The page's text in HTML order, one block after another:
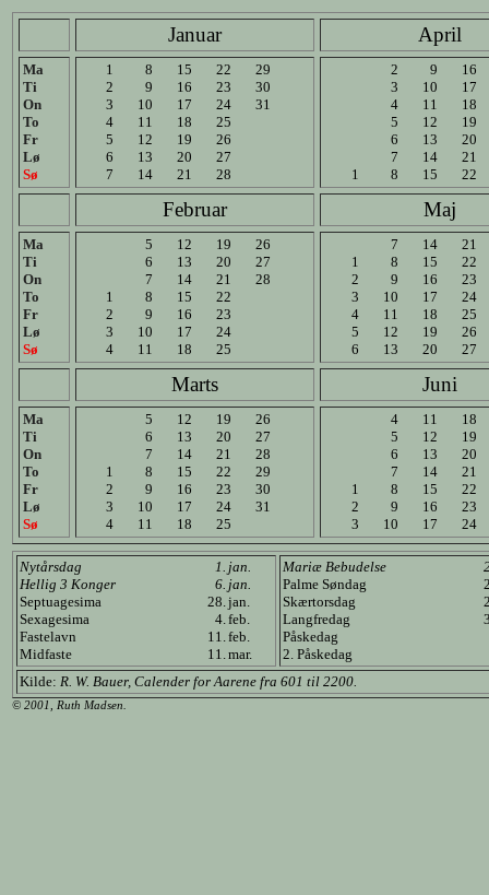
Januar April
Ma
Ti
On
To
Fr
Lø
Sø
1
2
3
4
5
6
7
8
9
10
11
12
13
14
15
16
17
18
19
20
21
22
23
24
25
26
27
28
29
30
31
1
2
3
4
5
6
7
8
9
10
11
12
13
14
15
16
17
18
19
20
21
22
Februar Maj
Ma
Ti
On
To
Fr
Lø
Sø
1
2
3
4
5
6
7
8
9
10
11
12
13
14
15
16
17
18
19
20
21
22
23
24
25
26
27
28
1
2
3
4
5
6
7
8
9
10
11
12
13
14
15
16
17
18
19
20
21
22
23
24
25
26
27
Marts Juni
Ma
Ti
On
To
Fr
Lø
Sø
1
2
3
4
5
6
7
8
9
10
11
12
13
14
15
16
17
18
19
20
21
22
23
24
25
26
27
28
29
30
31
1
2
3
4
5
6
7
8
9
10
11
12
13
14
15
16
17
18
19
20
21
22
23
24
Nytårsdag
Hellig 3 Konger
Septuagesima
Sexagesima
Fastelavn
Midfaste
1.
6.
28.
4.
11.
11.
jan.
jan.
jan.
feb.
feb.
mar.
Mariæ Bebudelse
Palme Søndag
Skærtorsdag
Langfredag
Påskedag
2. Påskedag
Kilde: R. W. Bauer, Calender for Aarene fra 601 til 2200.
© 2001, Ruth Madsen.